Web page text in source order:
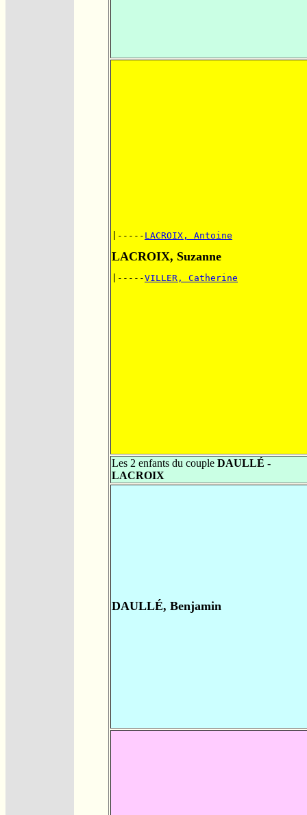
|----- LACROIX, Antoine
LACROIX, Suzanne
|-----VILLER, Catherine
Les 2 enfants du couple DAULLÉ -
LACROIX
DAULLÉ, Benjamin